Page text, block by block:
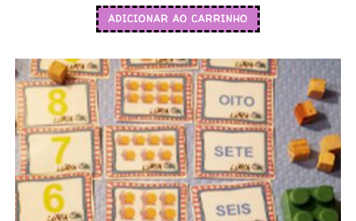
ADICIONAR AO CARRINHO